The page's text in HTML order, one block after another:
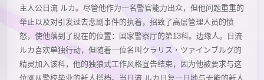
主人公日流 ルカ。尽管他作为一名警官能力出众，但他问题重重的
举止以及对引发过去悲剧事件的执着，招致了高层管理人员的愤
怒，使他落到了现在的位置：国家警察厅的第13科。边缘人。日流
ルカ喜欢单独行动，但随着一位名叫クラリス・ツァインブルグ的
精灵加入该科，他的独狼式工作风格宣告结束，因为他被要求与这
位刚从警校毕业的新人搭档。当日流 ルカ日复一日地与无能的新人